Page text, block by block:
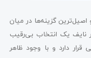
اصیل‌ترین گزینه‌ها در میان
نایف یک انتخاب بی‌رقیب
قرار دارد و با وجود ظاهر